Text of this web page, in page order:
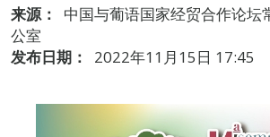
来源：
中国与葡语国家经贸合作论坛
公室
发布日期：
2022年11月15日 17:45